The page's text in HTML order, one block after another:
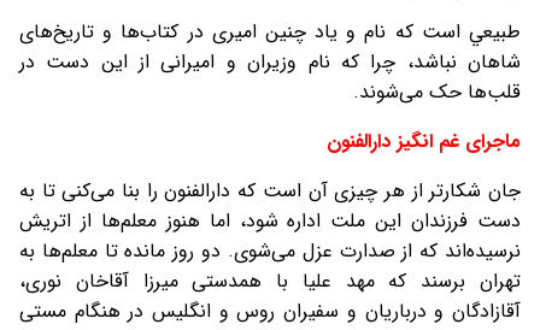
طبيعي است که نام و ياد چنين اميری در کتاب‌ها و تاريخ‌های
شاهان نباشد، چرا که نام وزيران و اميرانی از اين دست در
قلب‌ها حک می‌شوند.
ماجرای غم انگیز دارالفنون
جان شکارتر از هر چيزی آن است که دارالفنون را بنا می‌کنی تا به
دست فرزندان اين ملت اداره شود، اما هنوز معلم‌ها از اتريش
نرسيده‌اند که از صدارت عزل می‌شوی. دو روز مانده تا معلم‌ها به
تهران برسند که مهد عليا با همدستی ميرزا آقاخان نوری،
آقازادگان و درباريان و سفيران روس و انگليس در هنگام مستی